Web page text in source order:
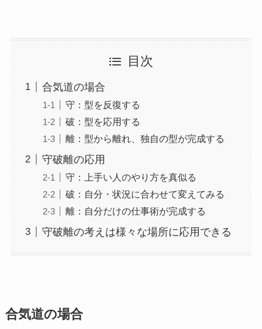
目次
合気道の場合
守：型を反復する
破：型を応用する
離：型から離れ、独自の型が完成する
守破離の応用
守：上手い人のやり方を真似る
破：自分・状況に合わせて変えてみる
離：自分だけの仕事術が完成する
守破離の考えは様々な場所に応用できる
合気道の場合